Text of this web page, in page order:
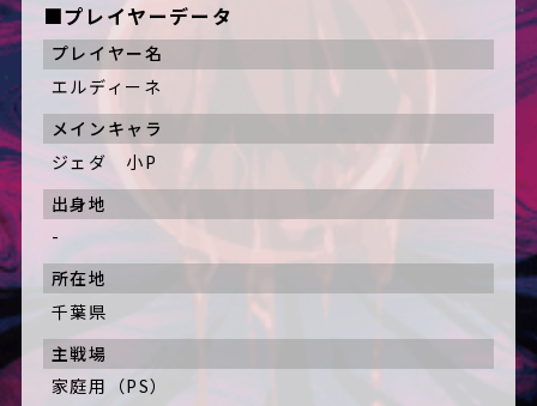
■プレイヤーデータ
プレイヤー名
エルディーネ
メインキャラ
ジェダ 小P
出身地
-
所在地
千葉県
主戦場
家庭用（PS）